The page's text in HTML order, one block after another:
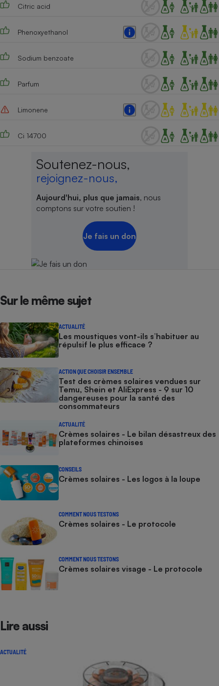
Citric acid
Phenoxyethanol
Sodium benzoate
Parfum
Limonene
Ci 14700
Soutenez-nous,
rejoignez-nous,
Aujourd'hui, plus que jamais, nous
comptons sur votre soutien !
Je fais un don
Sur le même sujet
ACTUALITÉ
Les moustiques vont-ils s’habituer au
répulsif le plus efficace ?
ACTION QUE CHOISIR ENSEMBLE
Test des crèmes solaires vendues sur
Temu, Shein et AliExpress - 9 sur 10
dangereuses pour la santé des
consommateurs
ACTUALITÉ
Crèmes solaires - Le bilan désastreux des
plateformes chinoises
CONSEILS
Crèmes solaires - Les logos à la loupe
COMMENT NOUS TESTONS
Crèmes solaires - Le protocole
COMMENT NOUS TESTONS
Crèmes solaires visage - Le protocole
Lire aussi
ACTUALITÉ